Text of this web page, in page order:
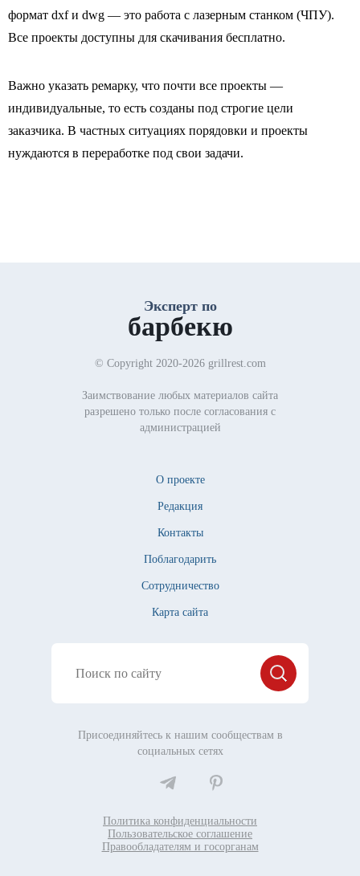
формат dxf и dwg — это работа с лазерным станком (ЧПУ).
Все проекты доступны для скачивания бесплатно.
Важно указать ремарку, что почти все проекты —
индивидуальные, то есть созданы под строгие цели
заказчика. В частных ситуациях порядовки и проекты
нуждаются в переработке под свои задачи.
Эксперт по
барбекю
© Copyright 2020-2026 grillrest.com
Заимствование любых материалов сайта
разрешено только после согласования с
администрацией
О проекте
Редакция
Контакты
Поблагодарить
Сотрудничество
Карта сайта
Присоединяйтесь к нашим сообществам в
социальных сетях
Политика конфиденциальности
Пользовательское соглашение
Правообладателям и госорганам